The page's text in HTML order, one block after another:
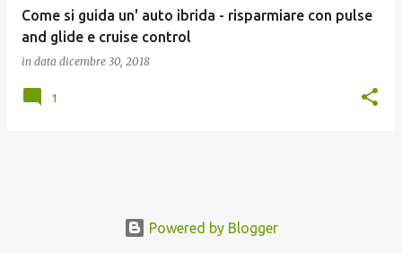
Come si guida un' auto ibrida - risparmiare con pulse
and glide e cruise control
in data dicembre 30, 2018
1
Powered by Blogger